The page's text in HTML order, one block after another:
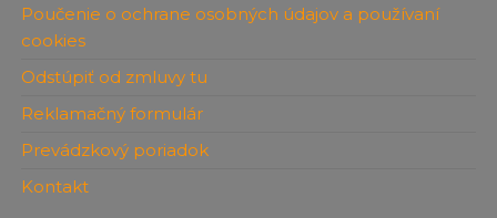
Poučenie o ochrane osobných údajov a používaní
cookies
Odstúpiť od zmluvy tu
Reklamačný formulár
Prevádzkový poriadok
Kontakt